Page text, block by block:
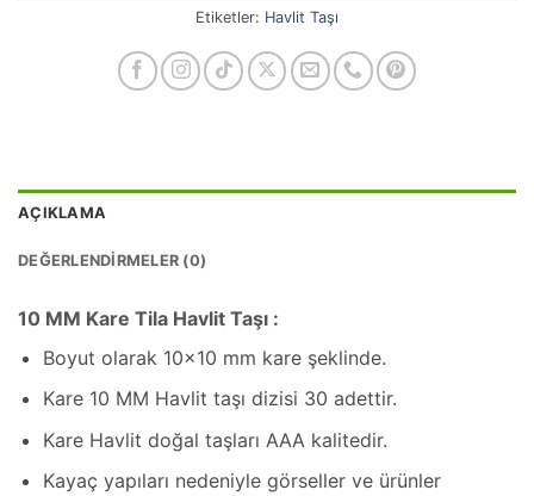
Etiketler: Havlit Taşı
AÇIKLAMA
DEĞERLENDIRMELER (0)
10 MM Kare Tila Havlit Taşı :
Boyut olarak 10×10 mm kare şeklinde.
Kare 10 MM Havlit taşı dizisi 30 adettir.
Kare Havlit doğal taşları AAA kalitedir.
Kayaç yapıları nedeniyle görseller ve ürünler